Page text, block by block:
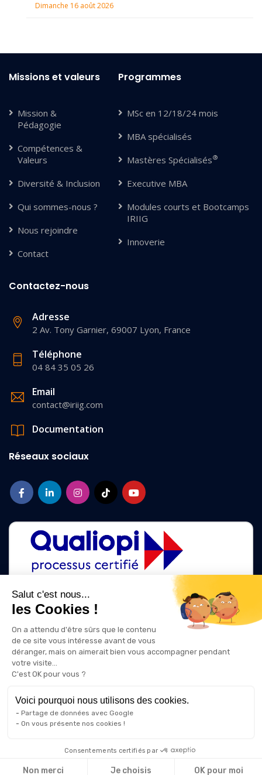
Salut c'est nous...
les Cookies !
On a attendu d'être sûrs que le contenu
de ce site vous intéresse avant de vous
déranger, mais on aimerait bien vous accompagner pendant
votre visite...
C'est OK pour vous ?
Voici pourquoi nous utilisons des cookies.
Partage de données avec Google
On vous présente nos cookies !
Consentements certifiés par
Non merci Je choisis OK pour moi
Dimanche 16 août 2026
Missions et valeurs
Mission &
Pédagogie
Compétences &
Valeurs
Diversité & Inclusion
Qui sommes-nous ?
Nous rejoindre
Contact
Programmes
MSc en 12/18/24 mois
MBA spécialisés
Mastères Spécialisés®
Executive MBA
Modules courts et Bootcamps
IRIIG
Innoverie
Contactez-nous
Adresse
2 Av. Tony Garnier, 69007 Lyon, France
Téléphone
04 84 35 05 26
Email
contact@iriig.com
Documentation
Réseaux sociaux
La certification qualité a été délivrée au titre des catégories d'action
ACTIONS DE FORMATION
ACTIONS DE FORMATION PAR APPRENTISSAGE